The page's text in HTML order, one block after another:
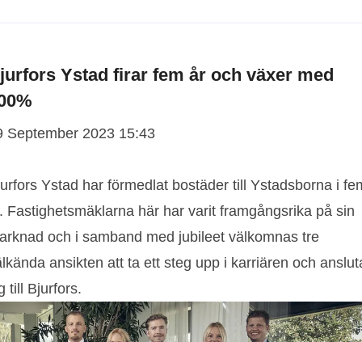
Ystad firar fem år och växer med
September 2023 15:43
Ystad har förmedlat bostäder till Ystadsborna i
Fastighetsmäklarna här har varit framgångsrika på sin
och i samband med jubileet välkomnas tre
ansikten att ta ett steg upp i karriären och
till Bjurfors.